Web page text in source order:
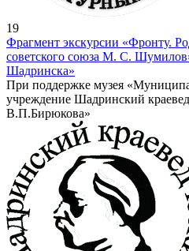
19
Фрагмент экскурсии «Фронту.
советского союза М. С.
Шадринска»
При поддержке музея
учреждение Шадринский
В.П.Бирюкова»